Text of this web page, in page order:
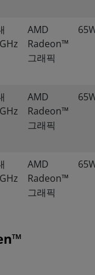
AMD
Radeon™
그래픽
AMD
Radeon™
그래픽
AMD
Radeon™
그래픽